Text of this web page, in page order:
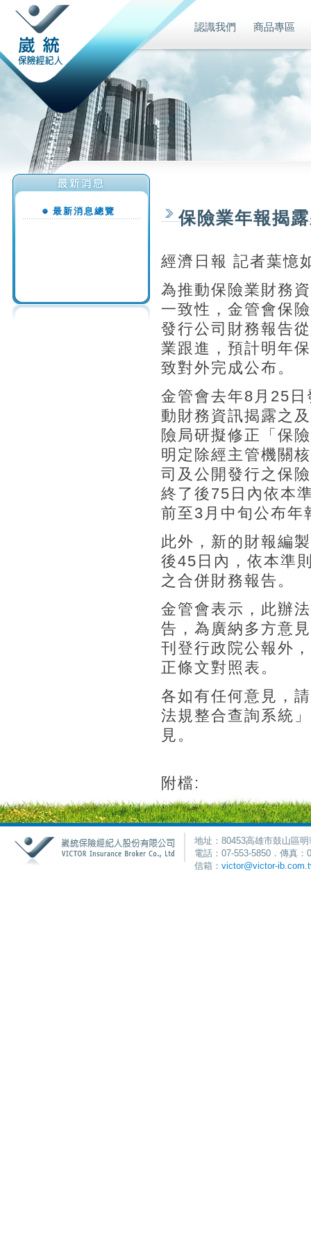
認識我們 商品專區
最新消息總覽 保險業年報揭
經濟日報 記者葉憶
為推動保險業財務
一致性，金管會保
發行公司財務報告
業跟進，預計明年
致對外完成公布。
金管會去年8月25
動財務資訊揭露之
險局研擬修正「保
明定除經主管機關
司及公開發行之保
終了後75日內依本
前至3月中旬公布年
此外，新的財報編
後45日內，依本準
之合併財務報告。
金管會表示，此辦
告，為廣納多方意
刊登行政院公報外
正條文對照表。
各如有任何意見，
法規整合查詢系統
見。
附檔:
地址：80453高雄市鼓山區
電話：07-553-5850．傳真
信箱： victor@victor-